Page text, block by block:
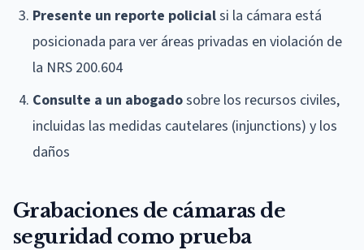
Presente un reporte policialsi la cámara está
posicionada para ver áreas privadas en violación de
la NRS 200.604
Consulte a un abogadosobre los recursos civiles,
incluidas las medidas cautelares (injunctions) y los
daños
Grabaciones de cámaras de
seguridad como prueba